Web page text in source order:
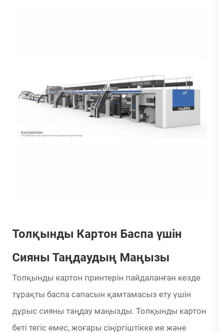
Толқынды Картон Баспа үшін
Сияны Таңдаудың Маңызы
Толқынды картон принтерін пайдаланған кезде
тұрақты баспа сапасын қамтамасыз ету үшін
дұрыс сияны таңдау маңызды. Толқынды картон
беті тегіс емес, жоғары сіңіргіштікке ие және